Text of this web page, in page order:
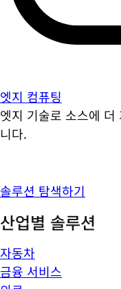
엣지 컴퓨팅
엣지 기술로 소스에
니다.
솔루션 탐색하기
산업별 솔루션
자동차
금융 서비스